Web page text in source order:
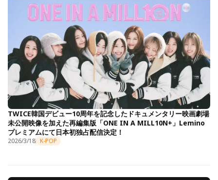
TWICE韓国デビュー10周年を記念したドキュメンタリー映画劇場
未公開映像を加えた再編集版「ONE IN A MILL10N+」Lemino
プレミアムにて日本初独占配信決定！
2026/3/18 K-POP